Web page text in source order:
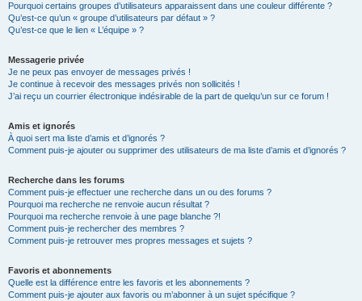
Pourquoi certains groupes d’utilisateurs apparaissent dans une couleur différente ?
Qu’est-ce qu’un « groupe d’utilisateurs par défaut » ?
Qu’est-ce que le lien « L’équipe » ?
Messagerie privée
Je ne peux pas envoyer de messages privés !
Je continue à recevoir des messages privés non sollicités !
J’ai reçu un courrier électronique indésirable de la part de quelqu’un sur ce forum !
Amis et ignorés
À quoi sert ma liste d’amis et d’ignorés ?
Comment puis-je ajouter ou supprimer des utilisateurs de ma liste d’amis et d’ignorés ?
Recherche dans les forums
Comment puis-je effectuer une recherche dans un ou des forums ?
Pourquoi ma recherche ne renvoie aucun résultat ?
Pourquoi ma recherche renvoie à une page blanche ?!
Comment puis-je rechercher des membres ?
Comment puis-je retrouver mes propres messages et sujets ?
Favoris et abonnements
Quelle est la différence entre les favoris et les abonnements ?
Comment puis-je ajouter aux favoris ou m’abonner à un sujet spécifique ?